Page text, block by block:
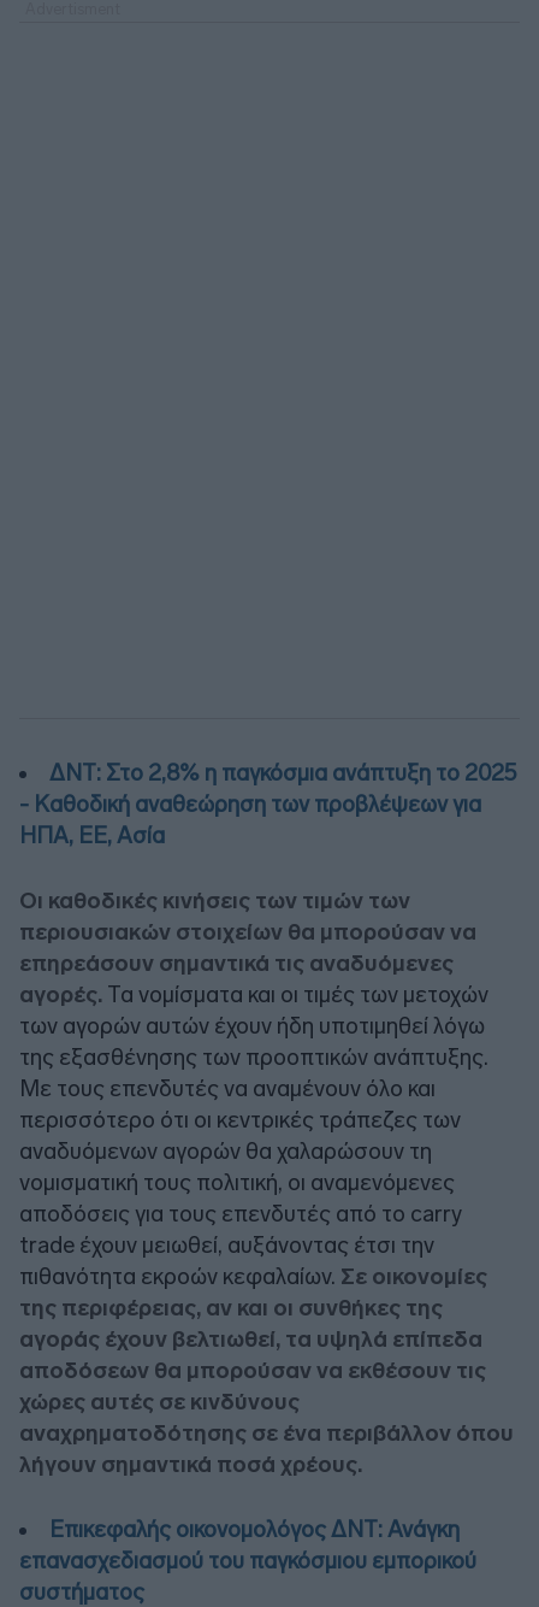
ΔΝΤ: Στο 2,8% η παγκόσμια ανάπτυξη το 2025
- Καθοδική αναθεώρηση των προβλέψεων για
ΗΠΑ, ΕΕ, Ασία
Οι καθοδικές κινήσεις των τιμών των
περιουσιακών στοιχείων θα μπορούσαν να
επηρεάσουν σημαντικά τις αναδυόμενες
αγορές. Τα νομίσματα και οι τιμές των μετοχών
των αγορών αυτών έχουν ήδη υποτιμηθεί λόγω
της εξασθένησης των προοπτικών ανάπτυξης.
Με τους επενδυτές να αναμένουν όλο και
περισσότερο ότι οι κεντρικές τράπεζες των
αναδυόμενων αγορών θα χαλαρώσουν τη
νομισματική τους πολιτική, οι αναμενόμενες
αποδόσεις για τους επενδυτές από το carry
trade έχουν μειωθεί, αυξάνοντας έτσι την
πιθανότητα εκροών κεφαλαίων. Σε οικονομίες
της περιφέρειας, αν και οι συνθήκες της
αγοράς έχουν βελτιωθεί, τα υψηλά επίπεδα
αποδόσεων θα μπορούσαν να εκθέσουν τις
χώρες αυτές σε κινδύνους
αναχρηματοδότησης σε ένα περιβάλλον όπου
λήγουν σημαντικά ποσά χρέους.
Επικεφαλής οικονομολόγος ΔΝΤ: Ανάγκη
επανασχεδιασμού του παγκόσμιου εμπορικού
συστήματος